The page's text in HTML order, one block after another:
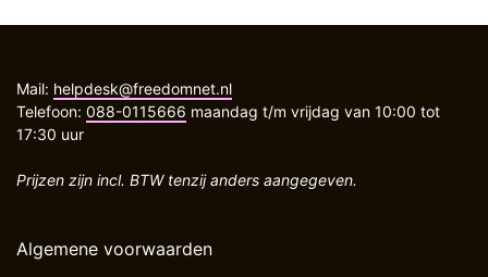
Mail: helpdesk@freedomnet.nl
Telefoon: 088-0115666 maandag t/m vrijdag van 10:00 tot
17:30 uur
Prijzen zijn incl. BTW tenzij anders aangegeven.
Algemene voorwaarden